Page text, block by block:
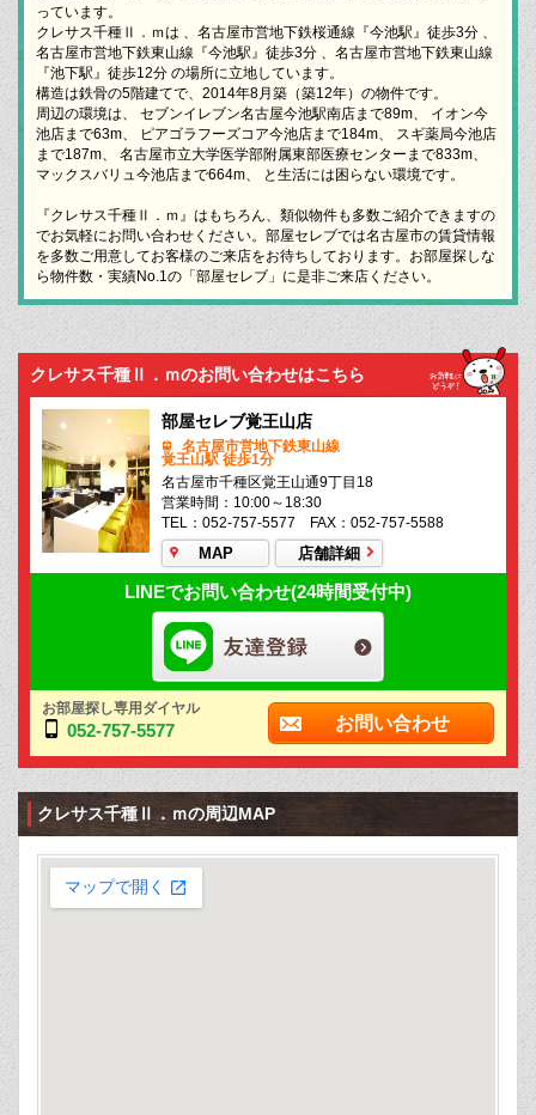
っています。
クレサス千種Ⅱ．ｍは 、名古屋市営地下鉄桜通線『今池駅』徒歩3分 、
名古屋市営地下鉄東山線『今池駅』徒歩3分 、名古屋市営地下鉄東山線
『池下駅』徒歩12分 の場所に立地しています。
構造は鉄骨の5階建てで、2014年8月築（築12年）の物件です。
周辺の環境は、 セブンイレブン名古屋今池駅南店まで89m、 イオン今
池店まで63m、 ピアゴラフーズコア今池店まで184m、 スギ薬局今池店
まで187m、 名古屋市立大学医学部附属東部医療センターまで833m、
マックスバリュ今池店まで664m、 と生活には困らない環境です。
『クレサス千種Ⅱ．ｍ』はもちろん、類似物件も多数ご紹介できますの
でお気軽にお問い合わせください。部屋セレブでは名古屋市の賃貸情報
を多数ご用意してお客様のご来店をお待ちしております。お部屋探しな
ら物件数・実績No.1の「部屋セレブ」に是非ご来店ください。
クレサス千種Ⅱ．ｍのお問い合わせはこちら
部屋セレブ覚王山店
名古屋市営地下鉄東山線
覚王山駅 徒歩1分
名古屋市千種区覚王山通9丁目18
営業時間：10:00～18:30
TEL：052-757-5577 FAX：052-757-5588
MAP 店舗詳細
LINEでお問い合わせ(24時間受付中)
お部屋探し専用ダイヤル
052-757-5577 お問い合わせ
クレサス千種Ⅱ．ｍの周辺MAP